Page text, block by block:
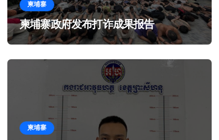
柬埔寨
柬埔寨政府发布打诈成果报告
柬埔寨